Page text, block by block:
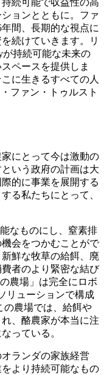
続可能で収益性の高
ョンとともに。ファ
間、長期的な視点に
続けていきます。リ
が持続可能な未来の
ペースを提供しま
に生きるすべての人
ファン・トゥルスト
にとって今は激動の
いう政府の計画は大
的に事業を展開する
る私たちにとって、
なものにし、窒素排
会をつかむことがで
鮮な牧草の給餌、廃
者のより緊密な結び
農場」は完全にロボ
リューションで構成
の農場では、給餌や
、酪農家が本当に注
っている。
ランダの家族経営
より持続可能なもの